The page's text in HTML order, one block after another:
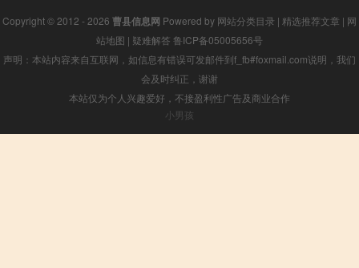
Copyright © 2012 - 2026 曹县信息网 Powered by 网站分类目录 | 精选推荐文章 | 网
站地图 | 疑难解答 鲁ICP备05005656号
声明：本站内容来自互联网，如信息有错误可发邮件到f_fb#foxmail.com说明，我们
会及时纠正，谢谢
本站仅为个人兴趣爱好，不接盈利性广告及商业合作
小男孩